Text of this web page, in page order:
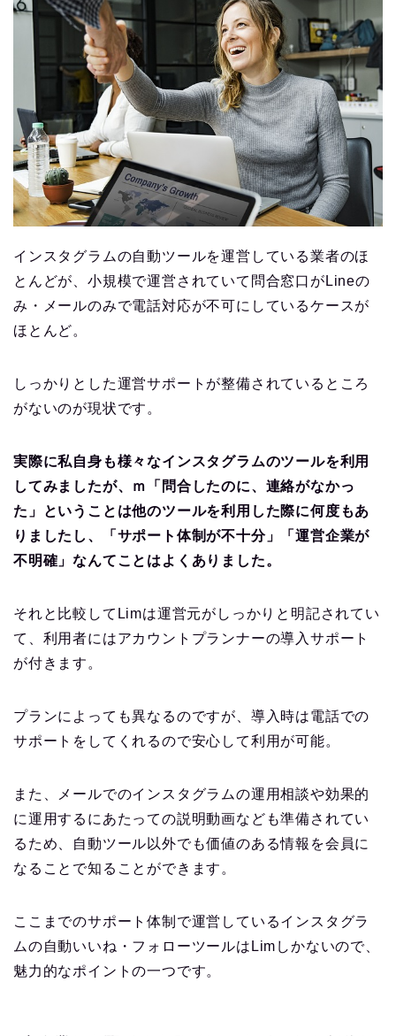
インスタグラムの自動ツールを運営している業者のほ
とんどが、小規模で運営されていて問合窓口がLineの
み・メールのみで電話対応が不可にしているケースが
ほとんど。
しっかりとした運営サポートが整備されているところ
がないのが現状です。
実際に私自身も様々なインスタグラムのツールを利用
してみましたが、ｍ「問合したのに、連絡がなかっ
た」ということは他のツールを利用した際に何度もあ
りましたし、「サポート体制が不十分」「運営企業が
不明確」なんてことはよくありました。
それと比較してLimは運営元がしっかりと明記されてい
て、利用者にはアカウントプランナーの導入サポート
が付きます。
プランによっても異なるのですが、導入時は電話での
サポートをしてくれるので安心して利用が可能。
また、メールでのインスタグラムの運用相談や効果的
に運用するにあたっての説明動画なども準備されてい
るため、自動ツール以外でも価値のある情報を会員に
なることで知ることができます。
ここまでのサポート体制で運営しているインスタグラ
ムの自動いいね・フォローツールはLimしかないので、
魅力的なポイントの一つです。